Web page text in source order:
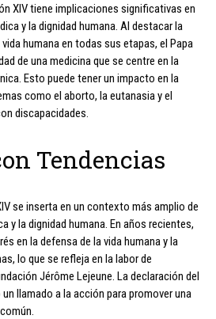
XIV tiene implicaciones significativas en
y la dignidad humana. Al destacar la
humana en todas sus etapas, el Papa
de una medicina que se centre en la
Esto puede tener un impacto en la
como el aborto, la eutanasia y el
discapacidades.
Tendencias
se inserta en un contexto más amplio de
y la dignidad humana. En años recientes,
en la defensa de la vida humana y la
lo que se refleja en la labor de
Jérôme Lejeune. La declaración del
llamado a la acción para promover una